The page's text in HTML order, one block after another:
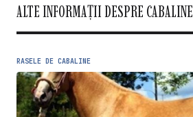
ALTE INFORMAȚII DESPRE CABALINE
RASELE DE CABALINE